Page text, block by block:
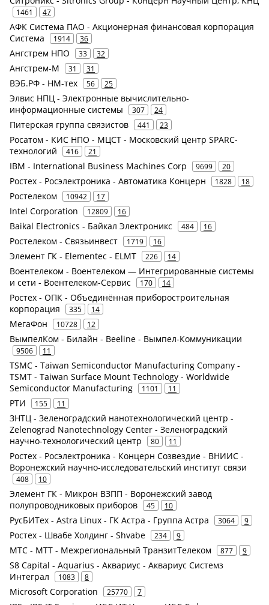
1461 47
АФК Система ПАО - Акционерная финансовая корпорация
Система
1914 36
Ангстрем НПО 33 32
Ангстрем-М 31 31
ВЭБ.РФ - НМ-тех 56 25
Элвис НПЦ - Электронные вычислительно-
информационные системы
307 24
Питерская группа связистов 441 23
Росатом - КИС НПО - МЦСТ - Московский центр SPARC-
технологий
416 21
IBM - International Business Machines Corp 9699 20
Ростех - Росэлектроника - Автоматика Концерн 1828 18
Ростелеком 10942 17
Intel Corporation 12809 16
Baikal Electronics - Байкал Электроникс 484 16
Ростелеком - Связьинвест 1719 16
Элемент ГК - Elementec - ELMT 226 14
Воентелеком - Воентелеком — Интегрированные системы
и сети - Воентелеком-Сервис
170 14
Ростех - ОПК - Объединённая приборостроительная
корпорация
335 14
МегаФон 10728 12
ВымпелКом - Билайн - Beeline - Вымпел-Коммуникации
9506 11
TSMC - Taiwan Semiconductor Manufacturing Company -
TSMT - Taiwan Surface Mount Technology - Worldwide
Semiconductor Manufacturing
1101 11
РТИ 155 11
ЗНТЦ - Зеленоградский нанотехнологический центр -
Zelenograd Nanotechnology Center - Зеленоградский
научно-технологический центр
80 11
Ростех - Росэлектроника - Концерн Созвездие - ВНИИС -
Воронежский научно-исследовательский институт связи
408 10
Элемент ГК - Микрон ВЗПП - Воронежский завод
полупроводниковых приборов
45 10
РусБИТех - Astra Linux - ГК Астра - Группа Астра 3064 9
Ростех - Швабе Холдинг - Shvabe 234 9
МТС - МТТ - Межрегиональный ТранзитТелеком 877 9
S8 Capital - Aquarius - Аквариус - Аквариус Системз
Интеграл
1083 8
Microsoft Corporation 25770 7